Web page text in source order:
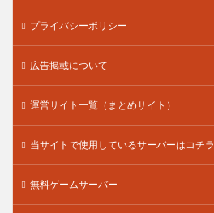
プライバシーポリシー
広告掲載について
運営サイト一覧（まとめサイト）
当サイトで使用しているサーバーはコチラ
無料ゲームサーバー